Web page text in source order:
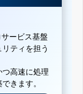
サービス基盤
ティを担う
高速に処理
きます。